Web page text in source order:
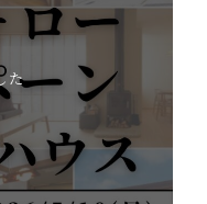
た